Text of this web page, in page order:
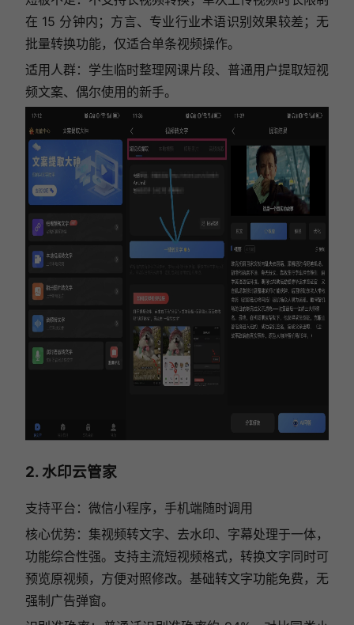
在 15 分钟内；方言、专业行业术语识别效果较差；无
批量转换功能，仅适合单条视频操作。
适用人群：学生临时整理网课片段、普通用户提取短视
频文案、偶尔使用的新手。
2. 水印云管家
支持平台：微信小程序，手机端随时调用
核心优势：集视频转文字、去水印、字幕处理于一体，
功能综合性强。支持主流短视频格式，转换文字同时可
预览原视频，方便对照修改。基础转文字功能免费，无
强制广告弹窗。